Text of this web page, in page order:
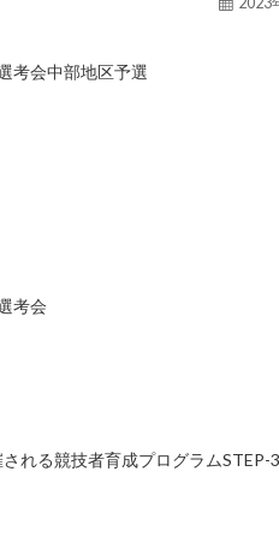
考会中部地区予選
考会
れる競技者育成プログラムSTEP-